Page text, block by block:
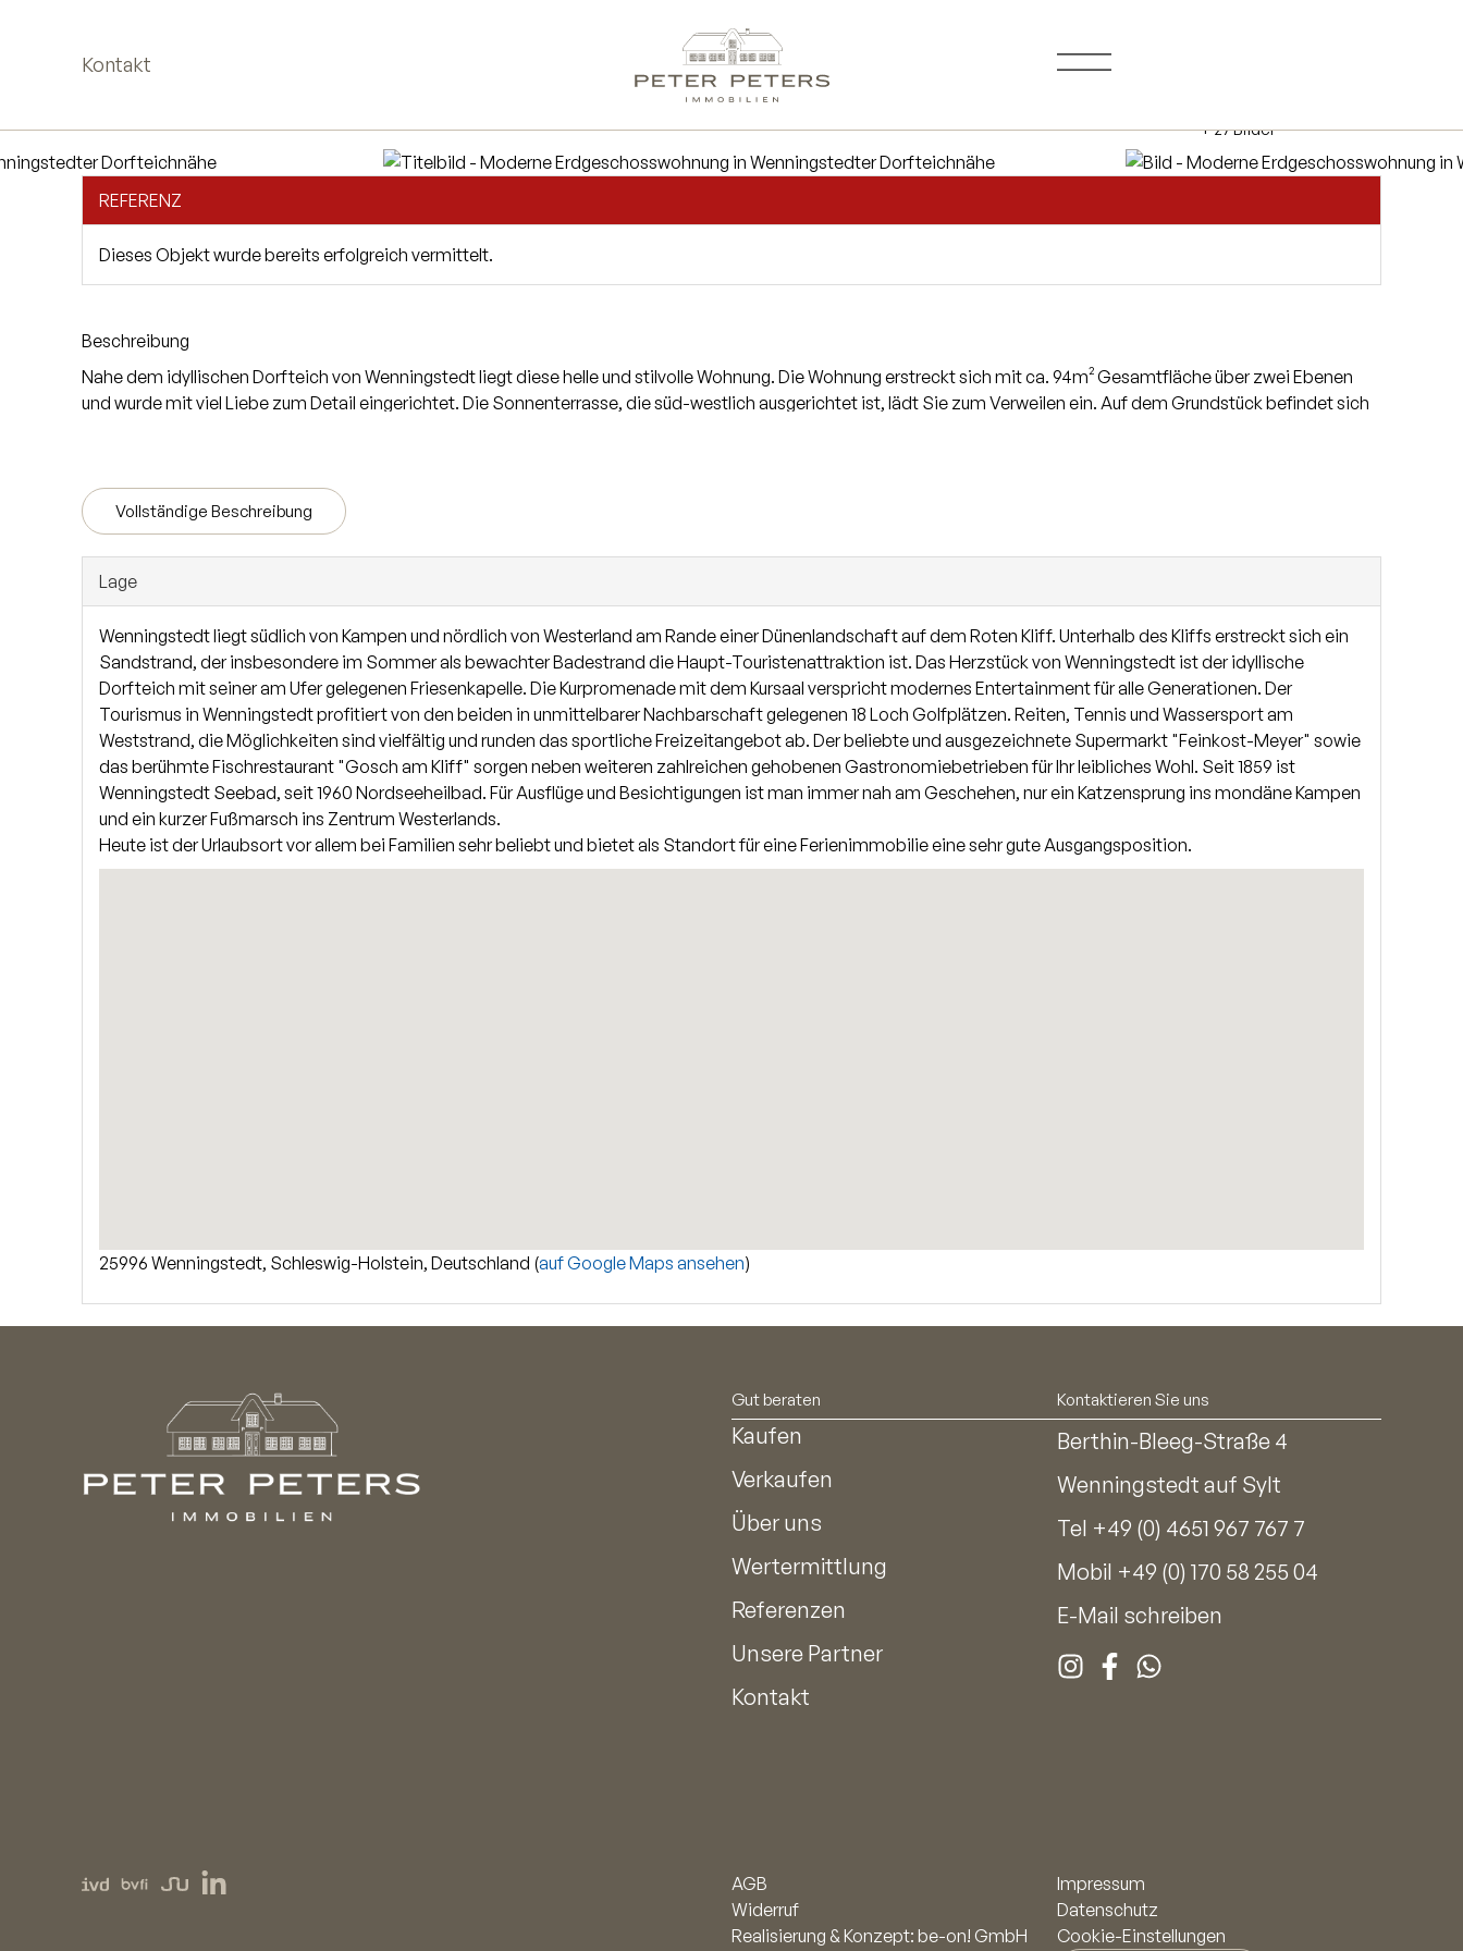
Kontakt
+ 27 Bilder
REFERENZ
Dieses Objekt wurde bereits erfolgreich vermittelt.
Beschreibung
Nahe dem idyllischen Dorfteich von Wenningstedt liegt diese helle und stilvolle Wohnung. Die Wohnung erstreckt sich mit ca. 94m² Gesamtfläche über zwei Ebenen
und wurde mit viel Liebe zum Detail eingerichtet. Die Sonnenterrasse, die süd-westlich ausgerichtet ist, lädt Sie zum Verweilen ein. Auf dem Grundstück befindet sich
eine hochwertig ausgestatte Küche. Der gesamte Bereich im Erdgeschoss ist mit einer Fußbodenheizung ausgestattet. Im Untergeschoss befinden sich zwei weitere
Räume mit großen Fenstern, sodass das Tageslicht hier für eine Wohlfühlatmosphäre sorgt. Das großzügige Badezimmer ist ausgestattet mit einer Regendusche,
einem WC und Fußbodenheizung.
Vollständige Beschreibung
Lage
Wenningstedt liegt südlich von Kampen und nördlich von Westerland am Rande einer Dünenlandschaft auf dem Roten Kliff. Unterhalb des Kliffs erstreckt sich ein
Sandstrand, der insbesondere im Sommer als bewachter Badestrand die Haupt-Touristenattraktion ist. Das Herzstück von Wenningstedt ist der idyllische
Dorfteich mit seiner am Ufer gelegenen Friesenkapelle. Die Kurpromenade mit dem Kursaal verspricht modernes Entertainment für alle Generationen. Der
Tourismus in Wenningstedt profitiert von den beiden in unmittelbarer Nachbarschaft gelegenen 18 Loch Golfplätzen. Reiten, Tennis und Wassersport am
Weststrand, die Möglichkeiten sind vielfältig und runden das sportliche Freizeitangebot ab. Der beliebte und ausgezeichnete Supermarkt "Feinkost-Meyer" sowie
das berühmte Fischrestaurant "Gosch am Kliff" sorgen neben weiteren zahlreichen gehobenen Gastronomiebetrieben für Ihr leibliches Wohl. Seit 1859 ist
Wenningstedt Seebad, seit 1960 Nordseeheilbad. Für Ausflüge und Besichtigungen ist man immer nah am Geschehen, nur ein Katzensprung ins mondäne Kampen
und ein kurzer Fußmarsch ins Zentrum Westerlands.
Heute ist der Urlaubsort vor allem bei Familien sehr beliebt und bietet als Standort für eine Ferienimmobilie eine sehr gute Ausgangsposition.
25996 Wenningstedt, Schleswig-Holstein, Deutschland (auf Google Maps ansehen)
Gut beraten
Kaufen
Verkaufen
Über uns
Wertermittlung
Referenzen
Unsere Partner
Kontakt
Kontaktieren Sie uns
Berthin-Bleeg-Straße 4
Wenningstedt auf Sylt
Tel +49 (0) 4651 967 767 7
Mobil +49 (0) 170 58 255 04
E-Mail schreiben
AGB
Widerruf
Realisierung & Konzept: be-on! GmbH
Impressum
Datenschutz
Cookie-Einstellungen